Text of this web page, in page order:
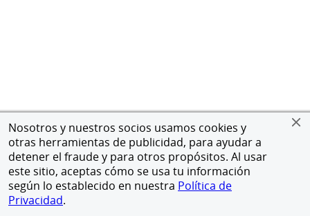
Nosotros y nuestros socios usamos cookies y
otras herramientas de publicidad, para ayudar a
detener el fraude y para otros propósitos. Al usar
este sitio, aceptas cómo se usa tu información
según lo establecido en nuestra Política de
Privacidad.